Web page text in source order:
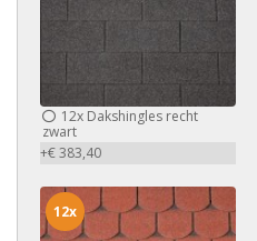
12x Dakshingles recht
zwart
+€ 383,40
12x